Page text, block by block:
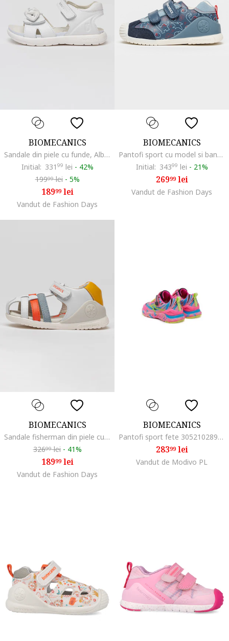
BIOMECANICS
Sandale din piele cu funde, Alb optic
Initial: 331 99 lei - 42%
19999lei - 5%
18999lei
Vandut de Fashion Days
BIOMECANICS
Pantofi sport cu model si banda velcro dubla, Albastru inchis
Initial: 34399 lei - 21%
26999lei
Vandut de Fashion Days
BIOMECANICS
Sandale fisherman din piele cu velcro
32699lei - 41%
18999lei
Vandut de Fashion Days
BIOMECANICS
Pantofi sport fete 305210289, Textil, Roz, Roz
28399lei
Vandut de Modivo PL